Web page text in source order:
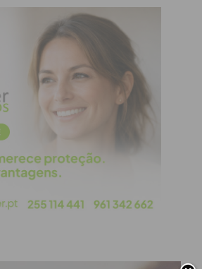
uma vez que o valor do
em cada ano”.
a newsletter do
Imediato
newsletter por e-mail e
regular a informação